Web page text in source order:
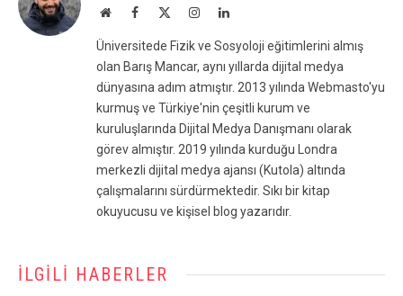
WebsiteFacebook InstagramLinkedIn
Üniversitede Fizik ve Sosyoloji eğitimlerini almış
olan Barış Mancar, aynı yıllarda dijital medya
dünyasına adım atmıştır. 2013 yılında Webmasto'yu
kurmuş ve Türkiye'nin çeşitli kurum ve
kuruluşlarında Dijital Medya Danışmanı olarak
görev almıştır. 2019 yılında kurduğu Londra
merkezli dijital medya ajansı (Kutola) altında
çalışmalarını sürdürmektedir. Sıkı bir kitap
okuyucusu ve kişisel blog yazarıdır.
İLGILI HABERLER